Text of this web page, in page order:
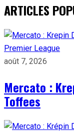
ARTICLES
Premier League
août 7, 2026
Mercato :
Toffees